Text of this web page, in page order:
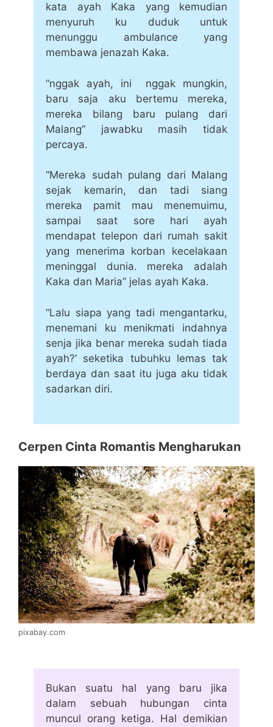
kata ayah Kaka yang kemudian
menyuruh ku duduk untuk
menunggu ambulance yang
membawa jenazah Kaka.
“nggak ayah, ini nggak mungkin,
baru saja aku bertemu mereka,
mereka bilang baru pulang dari
Malang” jawabku masih tidak
percaya.
“Mereka sudah pulang dari Malang
sejak kemarin, dan tadi siang
mereka pamit mau menemuimu,
sampai saat sore hari ayah
mendapat telepon dari rumah sakit
yang menerima korban kecelakaan
meninggal dunia. mereka adalah
Kaka dan Maria” jelas ayah Kaka.
“Lalu siapa yang tadi mengantarku,
menemani ku menikmati indahnya
senja jika benar mereka sudah tiada
ayah?’ seketika tubuhku lemas tak
berdaya dan saat itu juga aku tidak
sadarkan diri.
Cerpen Cinta Romantis Mengharukan
pixabay.com
Bukan suatu hal yang baru jika
dalam sebuah hubungan cinta
muncul orang ketiga. Hal demikian